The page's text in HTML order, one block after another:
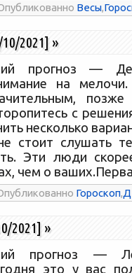
Весы,
2021] »
прогноз —
на
с
несколько
стоит слушать
Эти люди
чем о
Гороскоп,
2021] »
прогноз —
это у вас